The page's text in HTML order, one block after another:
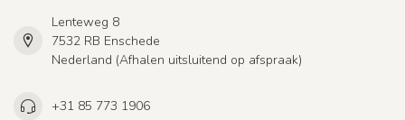
Lenteweg 8
7532 RB Enschede
Nederland (Afhalen uitsluitend op afspraak)
+31 85 773 1906